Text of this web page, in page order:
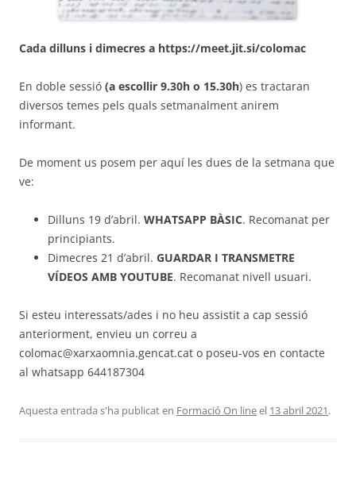
Cada dilluns i dimecres a https://meet.jit.si/colomac
En doble sessió (a escollir 9.30h o 15.30h) es tractaran
diversos temes pels quals setmanalment anirem
informant.
De moment us posem per aquí les dues de la setmana que
ve:
Dilluns 19 d’abril. WHATSAPP BÀSIC. Recomanat per
principiants.
Dimecres 21 d’abril. GUARDAR I TRANSMETRE
VÍDEOS AMB YOUTUBE. Recomanat nivell usuari.
Si esteu interessats/ades i no heu assistit a cap sessió
anteriorment, envieu un correu a
colomac@xarxaomnia.gencat.cat o poseu-vos en contacte
al whatsapp 644187304
Aquesta entrada s'ha publicat en Formació On lineel 13 abril 2021.